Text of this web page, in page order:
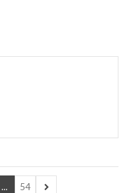
... 54